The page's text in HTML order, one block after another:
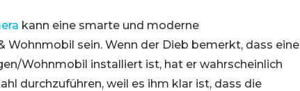
kann eine smarte und moderne
Wohnmobil sein. Wenn der Dieb bemerkt, dass eine
Wohnmobil installiert ist, hat er wahrscheinlich
durchzuführen, weil es ihm klar ist, dass die